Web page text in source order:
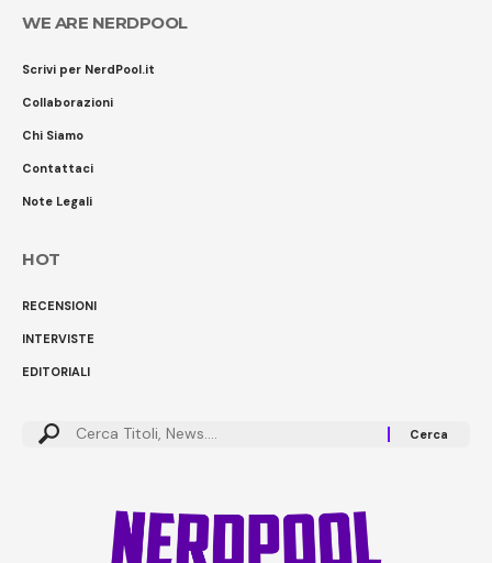
WE ARE NERDPOOL
Scrivi per NerdPool.it
Collaborazioni
Chi Siamo
Contattaci
Note Legali
HOT
RECENSIONI
INTERVISTE
EDITORIALI
Cerca: